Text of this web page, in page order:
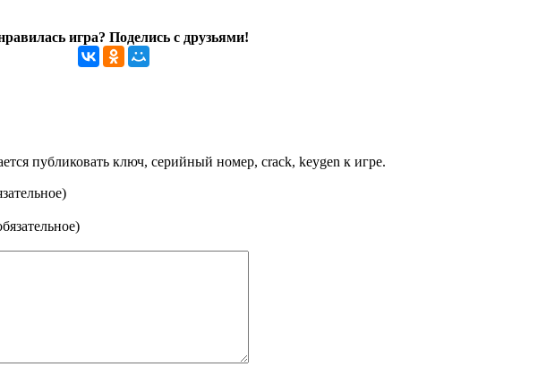
игра? Поделись с друзьями!
публиковать ключ, серийный номер, crack, keygen к игре.